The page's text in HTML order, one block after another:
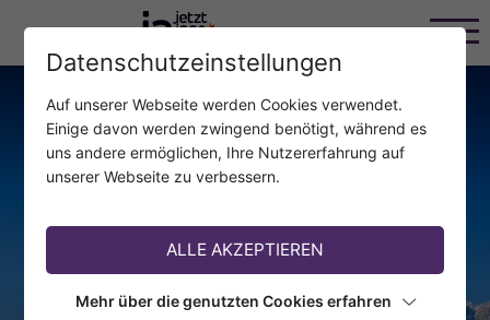
Datenschutzeinstellungen
Auf unserer Webseite werden Cookies verwendet.
Einige davon werden zwingend benötigt, während es
uns andere ermöglichen, Ihre Nutzererfahrung auf
unserer Webseite zu verbessern.
ALLE AKZEPTIEREN
Mehr über die genutzten Cookies erfahren